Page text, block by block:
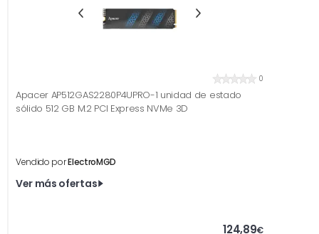
0
Apacer AP512GAS2280P4UPRO-1 unidad de estado
sólido 512 GB M.2 PCI Express NVMe 3D
Vendido porElectroMGD
Ver más ofertas
124,89€